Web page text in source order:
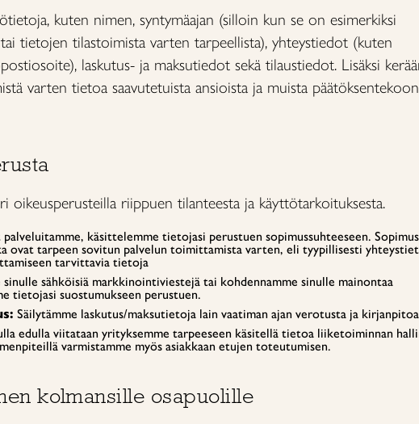
kuten nimen, syntymäajan (silloin kun se on esimerkiksi
tai tietojen tilastoimista varten tarpeellista), yhteystiedot (kuten
laskutus- ja maksutiedot sekä tilaustiedot. Lisäksi
varten tietoa saavutetuista ansioista ja muista päätöksentekoon
oikeusperusteilla riippuen tilanteesta ja käyttötarkoituksesta.
käsittelemme tietojasi perustuen sopimussuhteeseen.
ovat tarpeen sovitun palvelun toimittamista varten, eli tyypillisesti
tarvittavia tietoja
sinulle sähköisiä markkinointiviestejä tai kohdennamme sinulle mainontaa
tietojasi suostumukseen perustuen.
Säilytämme laskutus/maksutietoja lain vaatiman ajan verotusta ja
edulla viitataan yrityksemme tarpeeseen käsitellä tietoa liiketoiminnan
varmistamme myös asiakkaan etujen toteutumisen.
kolmansille osapuolille